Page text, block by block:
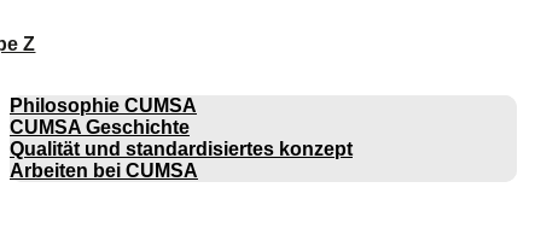
Z
Philosophie CUMSA
CUMSA Geschichte
Qualität und standardisiertes konzept
Arbeiten bei CUMSA